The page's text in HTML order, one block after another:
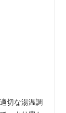
切な湯温調